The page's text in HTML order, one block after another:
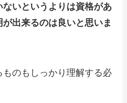
いというよりは資格があ
出来るのは良いと思いま
のもしっかり理解する必